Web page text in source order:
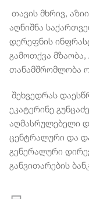
თავის მხრივ,
აღნიშნა
დერეფნის
გამოთქვა
თანამშრომლობა
შეხვედრას
ეკატერინე
აღმასრულებელი
ცენტრალური და
გენერალური
განვითარების